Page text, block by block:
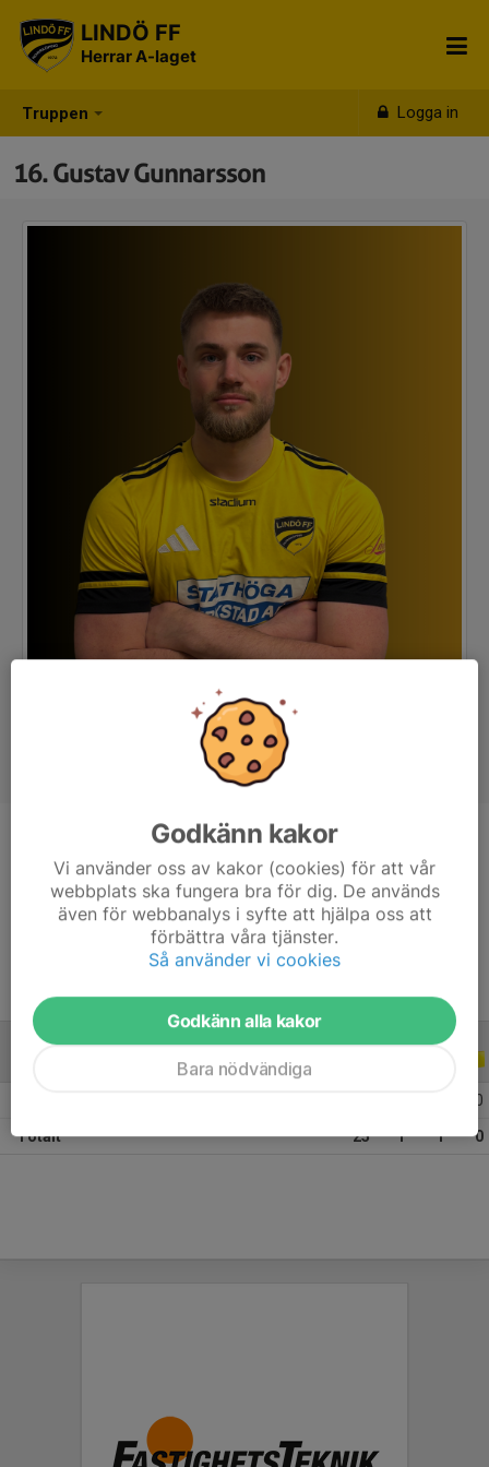
Truppen Logga in
LINDÖ FF
Herrar A-laget
16. Gustav Gunnarsson
Back
Ålder
22 år
Tidigare klubbar
Köping FF, IK Sleipner, Mjölby AI
ALLA ÅR
0
Totalt 25 1 1 0
Godkänn kakor
Vi använder oss av kakor (cookies) för att vår
webbplats ska fungera bra för dig. De används
även för webbanalys i syfte att hjälpa oss att
förbättra våra tjänster.
Så använder vi cookies
Godkänn alla kakor
Bara nödvändiga